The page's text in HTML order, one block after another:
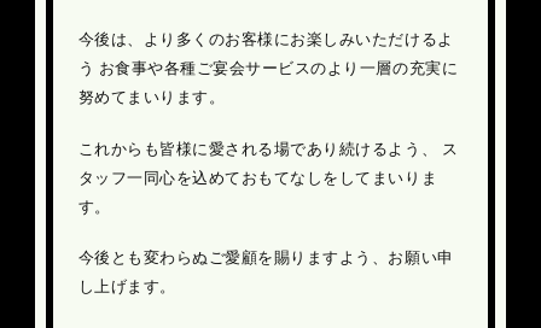
今後は、より多くのお客様にお楽しみいただけるよ
う お食事や各種ご宴会サービスのより一層の充実に
努めてまいります。
これからも皆様に愛される場であり続けるよう、
ス
タッフ一同心を込めておもてなしをしてまいりま
す。
今後とも変わらぬご愛顧を賜りますよう、お願い申
し上げます。